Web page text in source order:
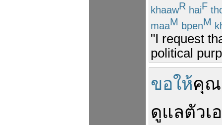
khaawR haiF
maaM bpenM
"I request
political
ขอให้คุณ
ดูแลตัวเ